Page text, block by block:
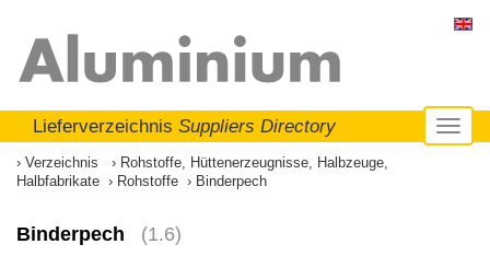
Lieferverzeichnis Suppliers Directory
Verzeichnis
Rohstoffe, Hüttenerzeugnisse, Halbzeuge,
Halbfabrikate
Rohstoffe Binderpech
Binderpech (1.6)